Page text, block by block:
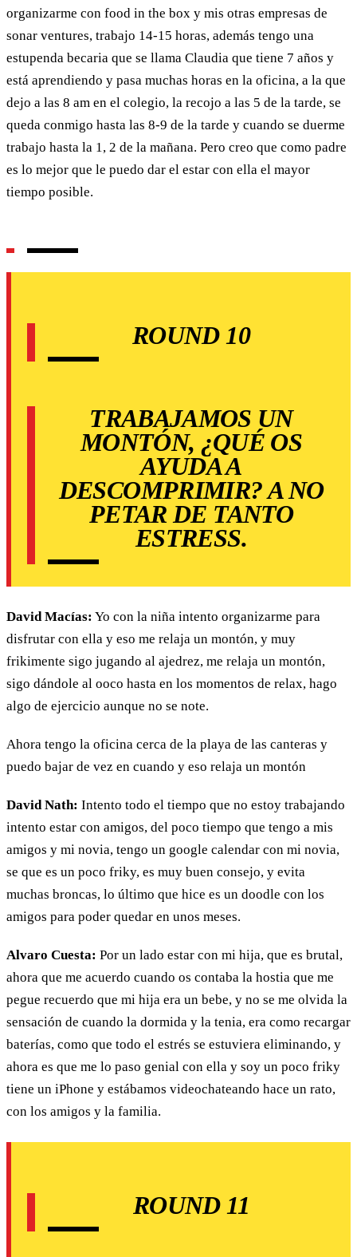
organizarme con food in the box y mis otras empresas de
sonar ventures, trabajo 14-15 horas, además tengo una
estupenda becaria que se llama Claudia que tiene 7 años y
está aprendiendo y pasa muchas horas en la oficina, a la que
dejo a las 8 am en el colegio, la recojo a las 5 de la tarde, se
queda conmigo hasta las 8-9 de la tarde y cuando se duerme
trabajo hasta la 1, 2 de la mañana. Pero creo que como padre
es lo mejor que le puedo dar el estar con ella el mayor
tiempo posible.
ROUND 10
TRABAJAMOS UN
MONTÓN, ¿QUÉ OS
AYUDA A
DESCOMPRIMIR? A NO
PETAR DE TANTO
ESTRESS.
David Macías: Yo con la niña intento organizarme para
disfrutar con ella y eso me relaja un montón, y muy
frikimente sigo jugando al ajedrez, me relaja un montón,
sigo dándole al ooco hasta en los momentos de relax, hago
algo de ejercicio aunque no se note.
Ahora tengo la oficina cerca de la playa de las canteras y
puedo bajar de vez en cuando y eso relaja un montón
David Nath: Intento todo el tiempo que no estoy trabajando
intento estar con amigos, del poco tiempo que tengo a mis
amigos y mi novia, tengo un google calendar con mi novia,
se que es un poco friky, es muy buen consejo, y evita
muchas broncas, lo último que hice es un doodle con los
amigos para poder quedar en unos meses.
Alvaro Cuesta: Por un lado estar con mi hija, que es brutal,
ahora que me acuerdo cuando os contaba la hostia que me
pegue recuerdo que mi hija era un bebe, y no se me olvida la
sensación de cuando la dormida y la tenia, era como recargar
baterías, como que todo el estrés se estuviera eliminando, y
ahora es que me lo paso genial con ella y soy un poco friky
tiene un iPhone y estábamos videochateando hace un rato,
con los amigos y la familia.
ROUND 11